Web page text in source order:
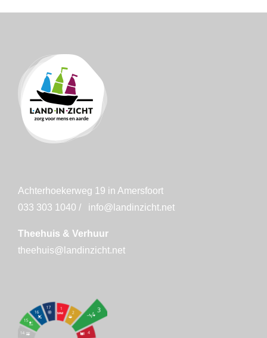
Achterhoekerweg 19 in Amersfoort
033 303 1040 / info@landinzicht.net
Theehuis & Verhuur
theehuis@landinzicht.net